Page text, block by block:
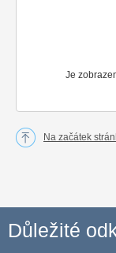
Je
Na začátek
Důležité